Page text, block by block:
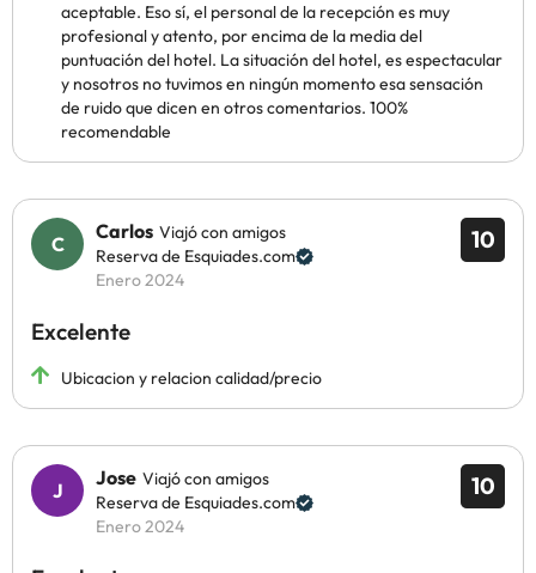
aceptable. Eso sí, el personal de la recepción es muy
profesional y atento, por encima de la media del
puntuación del hotel. La situación del hotel, es espectacular
y nosotros no tuvimos en ningún momento esa sensación
de ruido que dicen en otros comentarios. 100%
recomendable
10
Carlos Viajó con amigos
Reserva de Esquiades.com
Enero 2024
Excelente
Ubicacion y relacion calidad/precio
10
Jose Viajó con amigos
Reserva de Esquiades.com
Enero 2024